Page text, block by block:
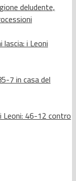
deludente,
lascia: i Leoni
7 in casa del
Leoni: 46-12 contro